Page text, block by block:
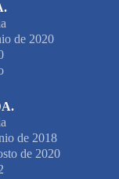
de 2020
de 2018
de 2020